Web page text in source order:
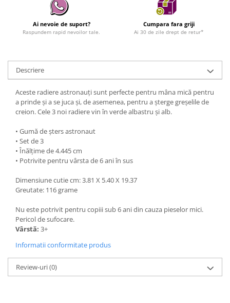
Ai nevoie de suport?
Raspundem rapid nevoilor tale.
Cumpara fara griji
Ai 30 de zile drept de retur*
Descriere
Aceste radiere astronauți sunt perfecte pentru mâna mică pentru
a prinde și a se juca și, de asemenea, pentru a șterge greșelile de
creion. Cele 3 noi radiere vin în verde albastru și alb.
• Gumă de șters astronaut
• Set de 3
• Înălțime de 4.445 cm
• Potrivite pentru vârsta de 6 ani în sus
Dimensiune cutie cm: 3.81 X 5.40 X 19.37
Greutate: 116 grame
Nu este potrivit pentru copiii sub 6 ani din cauza pieselor mici.
Pericol de sufocare.
Vârstă: 3+
Informatii conformitate produs
Review-uri(0)